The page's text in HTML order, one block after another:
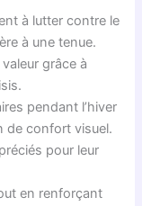
à lutter contre le
à une tenue.
grâce à
pendant l’hiver
de confort visuel.
pour leur
en renforçant